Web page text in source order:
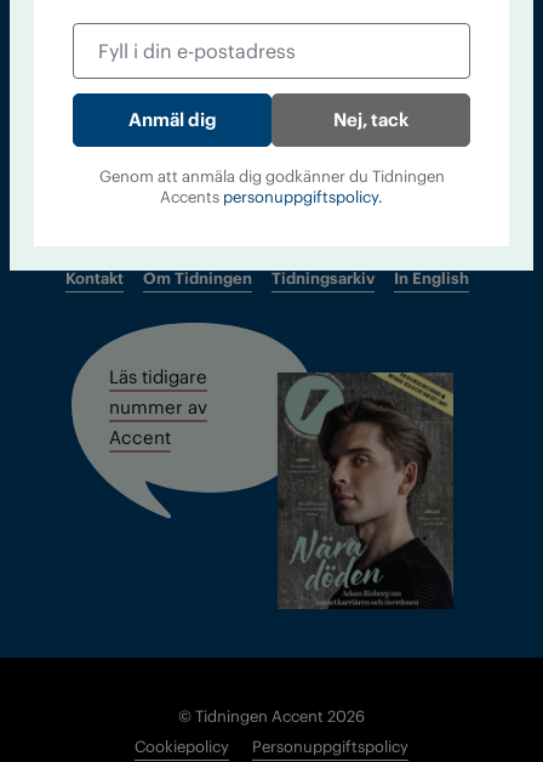
Tidningen Accent, A4, Bondegatan 21, 116 33 Stockholm
accent@iogt.se
Chefredaktör och ansvarig utgivare: Barbro Janson Lundkvist,
Kontakt Om Tidningen Tidningsarkiv In English
Läs tidigare
nummer av
Accent
© Tidningen Accent 2026
Cookiepolicy
Personuppgiftspolicy
Nej, tack
Genom att anmäla dig godkänner du Tidningen
Accents personuppgiftspolicy.